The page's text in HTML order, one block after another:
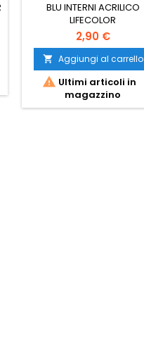
BLU INTERNI ACRILICO
LIFECOLOR
2,90 €
 Aggiungi al carrello
 Ultimi articoli in
magazzino